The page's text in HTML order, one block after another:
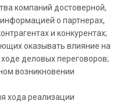
компаний достоверной,
о партнерах,
и конкурентах;
оказывать влияние на
деловых переговоров;
возникновении
хода реализации